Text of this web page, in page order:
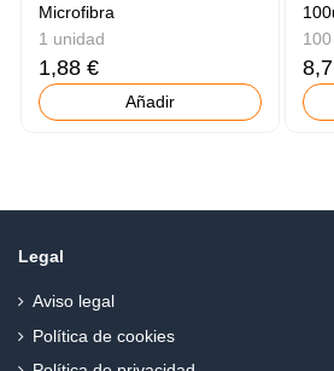
Microfibra
1 unidad
1,88 €
Añadir
Legal
Aviso legal
Política de cookies